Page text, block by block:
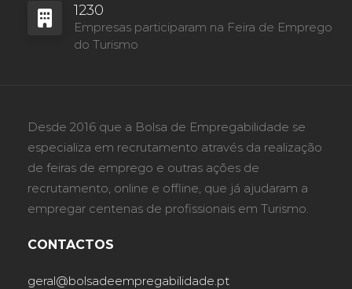
1230
Empresas participaram na Feira de Emprego
do Turismo
Desde 2016 que a Bolsa de Empregabilidade se
especializa em recrutamento através da realização
de feiras de emprego e outras ações de
recrutamento, online e offline, que já ajudaram a
empregar centenas de profissionais em Turismo.
CONTACTOS
geral@bolsadeempregabilidade.pt